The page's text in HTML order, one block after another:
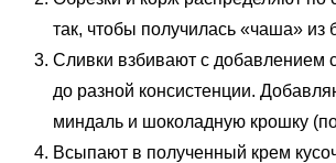
так, чтобы получилась «чаша» из
Сливки взбивают с добавлением
до разной консистенции.
миндаль и шоколадную крошку
Всыпают в полученный крем